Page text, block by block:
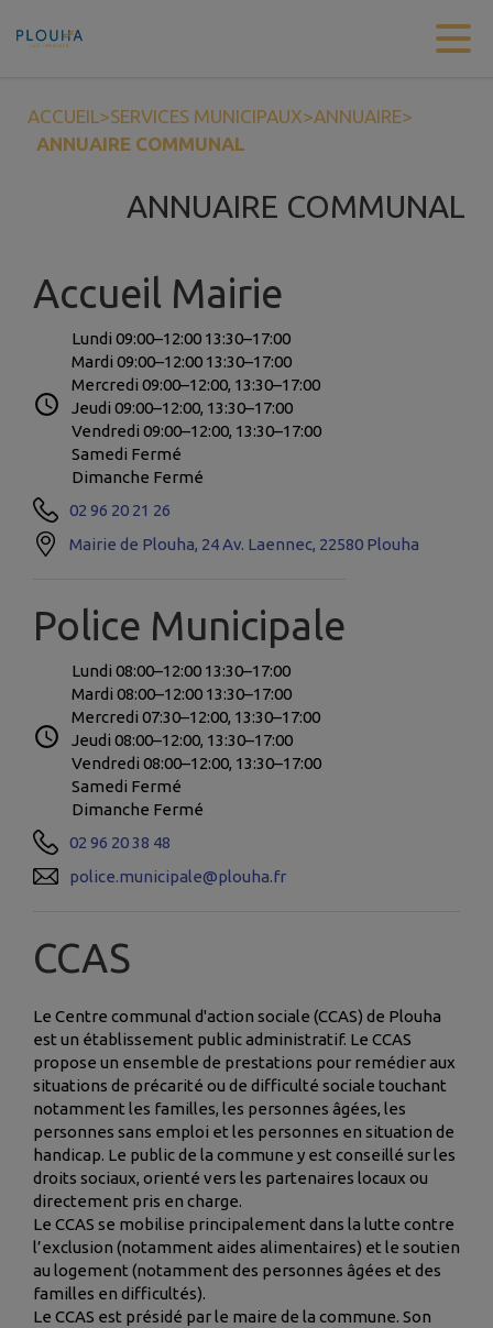
Contenu
ACCUEIL>SERVICES MUNICIPAUX>ANNUAIRE>
ANNUAIRE COMMUNAL
ANNUAIRE COMMUNAL
Accueil Mairie
Lundi 09:00–12:00 13:30–17:00
Mardi 09:00–12:00 13:30–17:00
Mercredi 09:00–12:00, 13:30–17:00
Jeudi 09:00–12:00, 13:30–17:00
Vendredi 09:00–12:00, 13:30–17:00
Samedi Fermé
Dimanche Fermé
02 96 20 21 26
Mairie de Plouha, 24 Av. Laennec, 22580 Plouha
Police Municipale
Lundi 08:00–12:00 13:30–17:00
Mardi 08:00–12:00 13:30–17:00
Mercredi 07:30–12:00, 13:30–17:00
Jeudi 08:00–12:00, 13:30–17:00
Vendredi 08:00–12:00, 13:30–17:00
Samedi Fermé
Dimanche Fermé
02 96 20 38 48
police.municipale@plouha.fr
CCAS
Le Centre communal d'action sociale (CCAS) de Plouha
est un établissement public administratif. Le CCAS
propose un ensemble de prestations pour remédier aux
situations de précarité ou de difficulté sociale touchant
notamment les familles, les personnes âgées, les
personnes sans emploi et les personnes en situation de
handicap. Le public de la commune y est conseillé sur les
droits sociaux, orienté vers les partenaires locaux ou
directement pris en charge.
Le CCAS se mobilise principalement dans la lutte contre
l’exclusion (notamment aides alimentaires) et le soutien
au logement (notamment des personnes âgées et des
familles en difficultés).
Le CCAS est présidé par le maire de la commune. Son